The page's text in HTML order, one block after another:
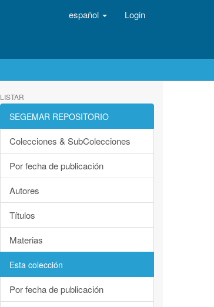
español Login
LISTAR
SEGEMAR REPOSITORIO
Colecciones & SubColecciones
Por fecha de publicación
Autores
Títulos
Materias
Esta colección
Por fecha de publicación